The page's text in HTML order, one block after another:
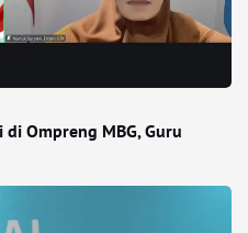
di Ompreng MBG, Guru